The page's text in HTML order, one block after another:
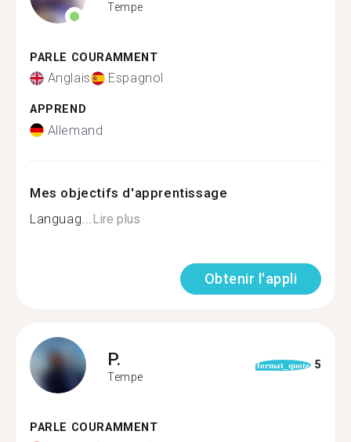
Tempe
PARLE COURAMMENT
Anglais Espagnol
APPREND
Allemand
Mes objectifs d'apprentissage
Languag... Lire plus
Obtenir l'appli
P.
Tempe
format_quote 5
PARLE COURAMMENT